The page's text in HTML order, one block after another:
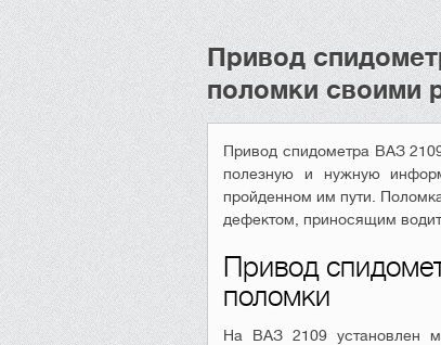
Привод
поломки своими
Привод спидометра ВАЗ
полезную и нужную
пройденном им пути.
дефектом, приносящим
Привод
поломки
На ВАЗ 2109 установлен